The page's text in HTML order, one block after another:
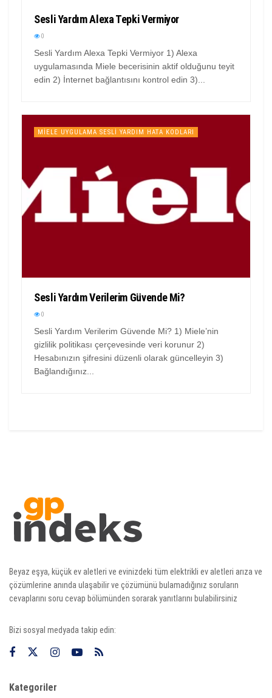
Sesli Yardım Alexa Tepki Vermiyor
0
Sesli Yardım Alexa Tepki Vermiyor 1) Alexa
uygulamasında Miele becerisinin aktif olduğunu teyit
edin 2) İnternet bağlantısını kontrol edin 3)...
MIELE UYGULAMA SESLI YARDIM HATA KODLARI
Sesli Yardım Verilerim Güvende Mi?
0
Sesli Yardım Verilerim Güvende Mi? 1) Miele’nin
gizlilik politikası çerçevesinde veri korunur 2)
Hesabınızın şifresini düzenli olarak güncelleyin 3)
Bağlandığınız...
Beyaz eşya, küçük ev aletleri ve evinizdeki tüm elektrikli ev aletleri arıza ve
çözümlerine anında ulaşabilir ve çözümünü bulamadığınız soruların
cevaplarını soru cevap bölümünden sorarak yanıtlarını bulabilirsiniz
Bizi sosyal medyada takip edin:
Kategoriler